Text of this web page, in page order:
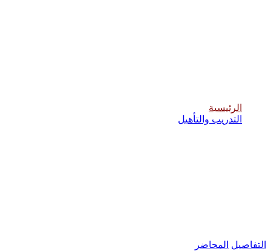
الرئيسية
التدريب والتأهيل
التفاصيل المحاضر